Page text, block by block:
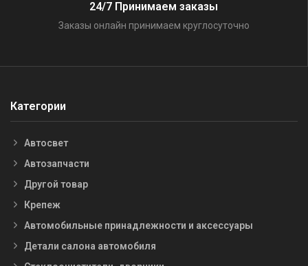
24/7 Принимаем заказы
Заказы онлайн принимаем круглосуточно
Категории
Автосвет
Автозапчасти
Другой товар
Крепеж
Автомобильные принадлежности и аксессуары
Детали салона автомобиля